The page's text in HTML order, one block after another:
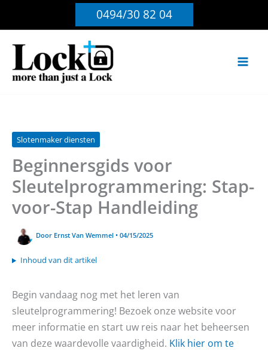
0494/30 82 04
Slotenmaker diensten
Beginnersgids voor
Sleutelprogrammering: Stap-
voor-Stap Handleiding
Door Ernst Van Wemmel • 04/15/2025
Inhoud van dit artikel
Begin vandaag nog met het leren van
sleutelprogrammering! Bezoek onze website voor
meer informatie en start uw reis naar het beheersen
van deze waardevolle vaardigheid. Klik hier om te